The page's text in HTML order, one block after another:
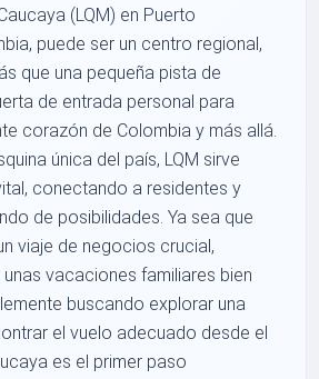
(LQM) en Puerto
puede ser un centro regional,
que una pequeña pista de
de entrada personal para
corazón de Colombia y más allá.
única del país, LQM sirve
conectando a residentes y
de posibilidades. Ya sea que
viaje de negocios crucial,
vacaciones familiares bien
buscando explorar una
el vuelo adecuado desde el
es el primer paso